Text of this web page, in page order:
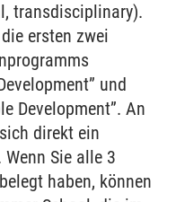
transdisciplinary).
ersten zwei
und
Development”. An
direkt ein
Sie alle 3
haben, können